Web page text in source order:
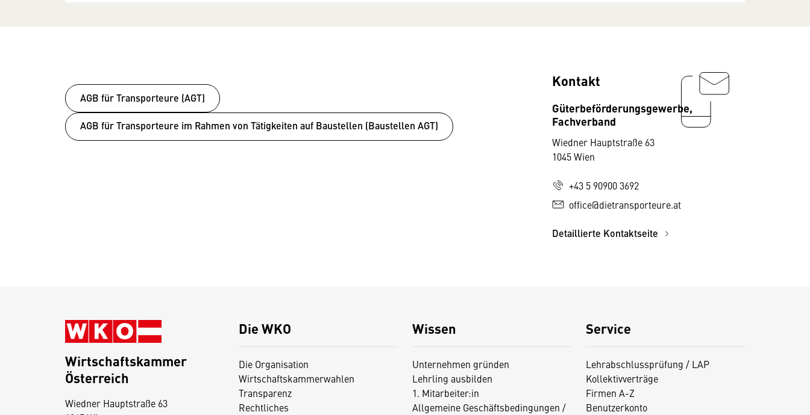
AGB für Transporteure (AGT)
AGB für Transporteure im Rahmen von Tätigkeiten auf Baustellen (Baustellen AGT)
Kontakt
Güterbeförderungsgewerbe,
Fachverband
Wiedner Hauptstraße 63
1045 Wien
+43 5 90900 3692
office@dietransporteure.at
Detaillierte Kontaktseite
Die WKO
Die Organisation
Wirtschaftskammerwahlen
Transparenz
Rechtliches
Wissen
Unternehmen gründen
Lehrling ausbilden
1. Mitarbeiter:in
Allgemeine Geschäftsbedingungen /
Service
Lehrabschlussprüfung / LAP
Kollektivverträge
Firmen A-Z
Benutzerkonto
Wirtschaftskammer
Österreich
Wiedner Hauptstraße 63